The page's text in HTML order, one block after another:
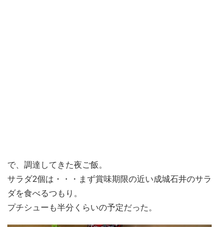
で、調達してきた夜ご飯。
サラダ2個は・・・まず賞味期限の近い成城石井のサラ
ダを食べるつもり。
プチシューも半分くらいの予定だった。